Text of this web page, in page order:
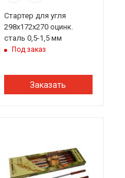
Стартер для угля
298х172х270 оцинк.
сталь 0,5-1,5 мм
Под заказ
Заказать